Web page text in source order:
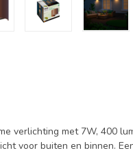
verlichting met 7W, 400
voor buiten en binnen.